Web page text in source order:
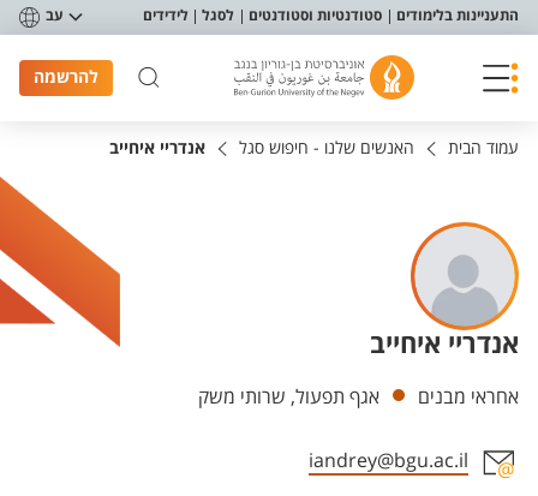
תפריט נגישות
התעניינות בלימודים סטודנטיות וסטודנטים לסגל לידידים עב
להרשמה
עמוד הבית האנשים שלנו - חיפוש סגל אנדריי איחייב
אנדריי איחייב
יחידות
אחראי מבנים אגף תפעול, שרותי משק
iandrey@bgu.ac.il